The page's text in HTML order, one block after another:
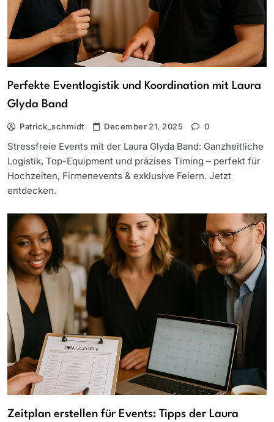
Perfekte Eventlogistik und Koordination mit Laura
Glyda Band
Patrick_schmidt December 21, 2025 0
Stressfreie Events mit der Laura Glyda Band: Ganzheitliche
Logistik, Top-Equipment und präzises Timing – perfekt für
Hochzeiten, Firmenevents & exklusive Feiern. Jetzt
entdecken.
Zeitplan erstellen für Events: Tipps der Laura